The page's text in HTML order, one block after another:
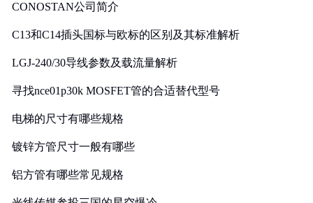
CONOSTAN公司简介
C13和C14插头国标与欧标的区别及其标准解析
LGJ-240/30导线参数及载流量解析
寻找nce01p30k MOSFET管的合适替代型号
电梯的尺寸有哪些规格
镀锌方管尺寸一般有哪些
铝方管有哪些常见规格